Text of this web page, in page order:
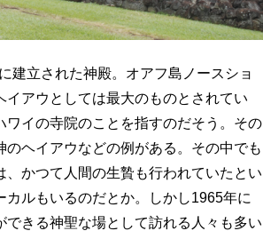
建立された神殿。オアフ島ノースショ
アウとしては最大のものとされてい
イの寺院のことを指すのだそう。その
ヘイアウなどの例がある。その中でも
かつて人間の生贄も行われていたとい
カルもいるのだとか。しかし1965年に
きる神聖な場として訪れる人々も多い